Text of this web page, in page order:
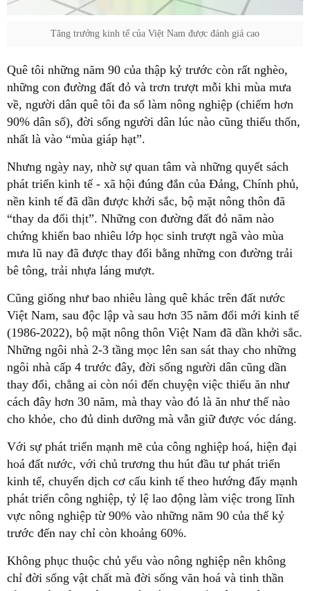
Tăng trưởng kinh tế của Việt Nam được đánh giá cao
Quê tôi những năm 90 của thập kỷ trước còn rất nghèo,
những con đường đất đỏ và trơn trượt mỗi khi mùa mưa
về, người dân quê tôi đa số làm nông nghiệp (chiếm hơn
90% dân số), đời sống người dân lúc nào cũng thiếu thốn,
nhất là vào “mùa giáp hạt”.
Nhưng ngày nay, nhờ sự quan tâm và những quyết sách
phát triển kinh tế - xã hội đúng đắn của Đảng, Chính phủ,
nền kinh tế đã dần được khởi sắc, bộ mặt nông thôn đã
“thay da đổi thịt”. Những con đường đất đỏ năm nào
chứng khiến bao nhiêu lớp học sinh trượt ngã vào mùa
mưa lũ nay đã được thay đổi bằng những con đường trải
bê tông, trải nhựa láng mượt.
Cũng giống như bao nhiêu làng quê khác trên đất nước
Việt Nam, sau độc lập và sau hơn 35 năm đổi mới kinh tế
(1986-2022), bộ mặt nông thôn Việt Nam đã dần khởi sắc.
Những ngôi nhà 2-3 tầng mọc lên san sát thay cho những
ngôi nhà cấp 4 trước đây, đời sống người dân cũng dần
thay đổi, chẳng ai còn nói đến chuyện việc thiếu ăn như
cách đây hơn 30 năm, mà thay vào đó là ăn như thế nào
cho khỏe, cho đủ dinh dưỡng mà vẫn giữ được vóc dáng.
Với sự phát triển mạnh mẽ của công nghiệp hoá, hiện đại
hoá đất nước, với chủ trương thu hút đầu tư phát triển
kinh tế, chuyển dịch cơ cấu kinh tế theo hướng đẩy mạnh
phát triển công nghiệp, tỷ lệ lao động làm việc trong lĩnh
vực nông nghiệp từ 90% vào những năm 90 của thế kỷ
trước đến nay chỉ còn khoảng 60%.
Không phục thuộc chủ yếu vào nông nghiệp nên không
chỉ đời sống vật chất mà đời sống văn hoá và tinh thần